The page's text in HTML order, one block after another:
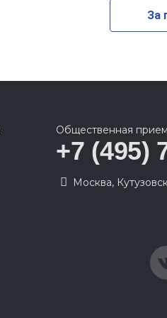
За
Общественная
+7 (495)
Москва,